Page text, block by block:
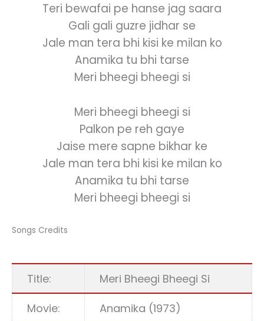
Teri bewafai pe hanse jag saara
Gali gali guzre jidhar se
Jale man tera bhi kisi ke milan ko
Anamika tu bhi tarse
Meri bheegi bheegi si
Meri bheegi bheegi si
Palkon pe reh gaye
Jaise mere sapne bikhar ke
Jale man tera bhi kisi ke milan ko
Anamika tu bhi tarse
Meri bheegi bheegi si
Songs Credits
Title:
Meri Bheegi Bheegi Si
Movie:
Anamika (1973)